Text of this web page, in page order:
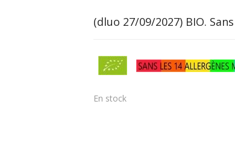
(dluo 27/09/2027) BIO.
En stock